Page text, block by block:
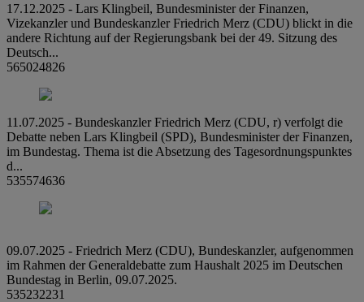
17.12.2025 - Lars Klingbeil, Bundesminister der Finanzen,
Vizekanzler und Bundeskanzler Friedrich Merz (CDU) blickt in die
andere Richtung auf der Regierungsbank bei der 49. Sitzung des
Deutsch...
565024826
11.07.2025 - Bundeskanzler Friedrich Merz (CDU, r) verfolgt die
Debatte neben Lars Klingbeil (SPD), Bundesminister der Finanzen,
im Bundestag. Thema ist die Absetzung des Tagesordnungspunktes
d...
535574636
09.07.2025 - Friedrich Merz (CDU), Bundeskanzler, aufgenommen
im Rahmen der Generaldebatte zum Haushalt 2025 im Deutschen
Bundestag in Berlin, 09.07.2025.
535232231